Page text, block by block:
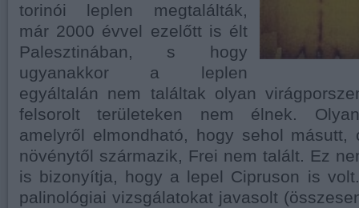
torinói leplen megtalálták,
már 2000 évvel ezelőtt is élt
Palesztinában, s hogy
ugyanakkor a leplen
egyáltalán nem találtak olyan
felsorolt területeken nem élnek.
amelyről elmondható, hogy sehol másutt,
növénytől származik, Frei nem talált. Ez
is bizonyítja, hogy a lepel Cipruson is
palinológiai vizsgálatokat javasolt